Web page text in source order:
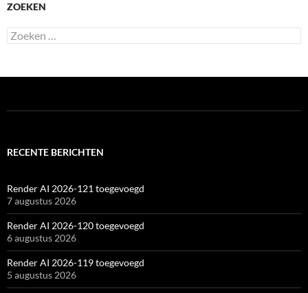
ZOEKEN
Zoeken
naar:
RECENTE BERICHTEN
Render AI 2026-121 toegevoegd
7 augustus 2026
Render AI 2026-120 toegevoegd
6 augustus 2026
Render AI 2026-119 toegevoegd
5 augustus 2026